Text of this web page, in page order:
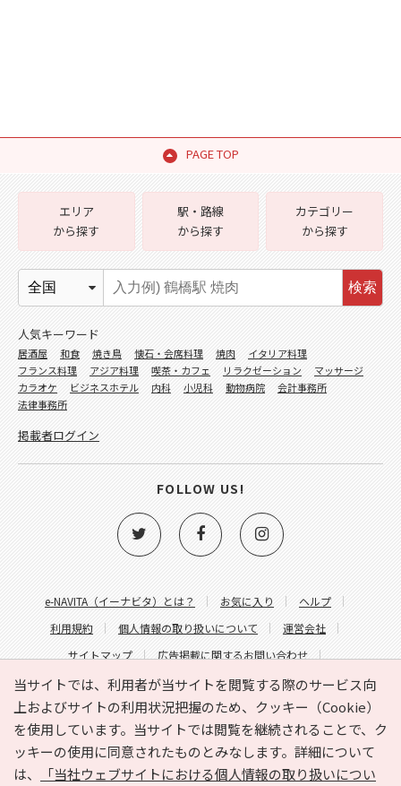
PAGE TOP
当サイトでは、利用者が当サイトを閲覧する際のサービス向
上およびサイトの利用状況把握のため、クッキー（Cookie）
を使用しています。当サイトでは閲覧を継続されることで、ク
ッキーの使用に同意されたものとみなします。詳細について
は、
「当社ウェブサイトにおける個人情報の取り扱いについ
e-NAVITA（イーナビタ）とは？ お気に入り
ヘルプ
利用規約
個人情報の取り扱いについて
運営会社
サイトマップ
広告掲載に関するお問い合わせ
サイトの内容に関するお問い合わせ
エリア
から探す
駅・路線
から探す
カテゴリー
から探す
検索
人気キーワード
居酒屋 和食 焼き鳥 懐石・会席料理 焼肉
イタリア料理
フランス料理
アジア料理 喫茶・カフェ リラクゼーション
マッサージ
カラオケ
ビジネスホテル 内科 小児科 動物病院
会計事務所
法律事務所
掲載者ログイン
FOLLOW US!